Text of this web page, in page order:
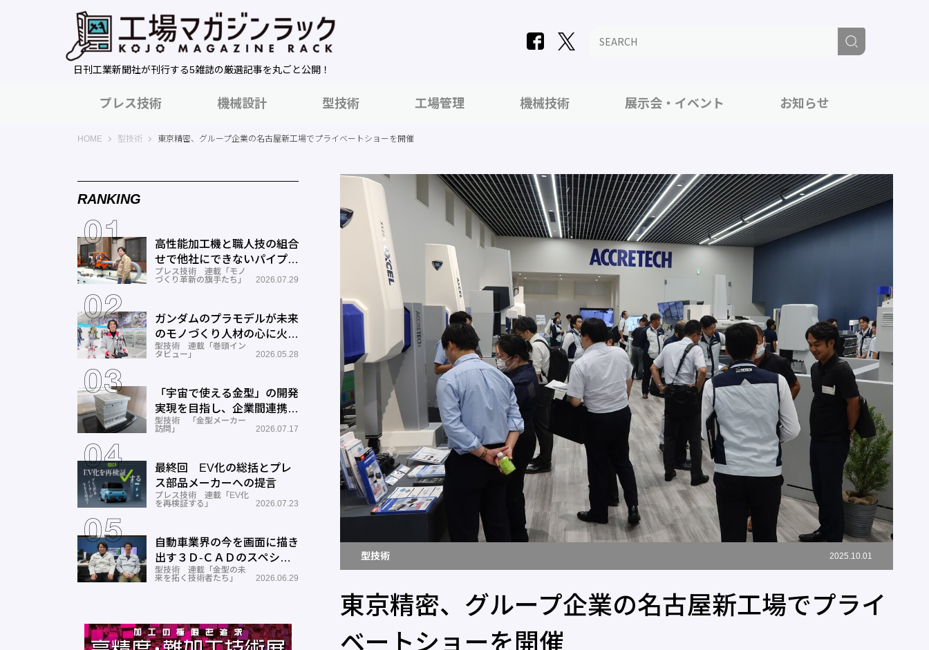
日刊工業新聞社が刊行する5雑誌の厳選記事を丸ごと公開！
プレス技術 機械設計 型技術 工場管理 機械技術 展示会・イベント お知らせ
HOME 工場マガジンラック｜日刊工業新聞社
型技術 東京精密、グループ企業の名古屋新工場でプライベートショーを開催
型技術 2025.10.01
東京精密、グループ企業の名古屋新工場でプライ
ベートショーを開催
RANKING
高性能加工機と職人技の組合
せで他社にできないパイプ曲
げを実現―ミナミ技研
プレス技術 連載「モノ
づくり革新の旗手たち」
2026.07.29
ガンダムのプラモデルが未来
のモノづくり人材の心に火を
つける―BANDAI SPIRITS
型技術 連載「巻頭イン
タビュー」
2026.05.28
「宇宙で使える金型」の開発
実現を目指し、企業間連携を
推進―ワールド工業
型技術 「金型メーカー
訪問」
2026.07.17
最終回 EV化の総括とプレ
ス部品メーカーへの提言
プレス技術 連載「EV化
を再検証する」
2026.07.23
自動車業界の今を画面に描き
出す３Ｄ-ＣＡＤのスペシャ
リストとしての成長と展望ー
型技術 連載「金型の未
来を拓く技術者たち」
2026.06.29